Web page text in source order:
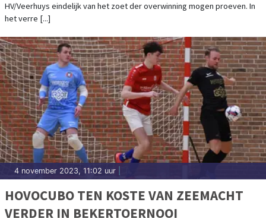
HV/Veerhuys eindelijk van het zoet der overwinning mogen proeven. In
het verre [...]
4 november 2023, 11:02 uur
HOVOCUBO TEN KOSTE VAN ZEEMACHT
VERDER IN BEKERTOERNOOI